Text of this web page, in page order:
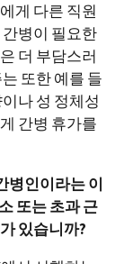
게 다른 직원
병이 필요한
더 부담스러
또한 예를 들
나 성 정체성
간병 휴가를
병인이라는 이
또는 초과 근
있습니까?